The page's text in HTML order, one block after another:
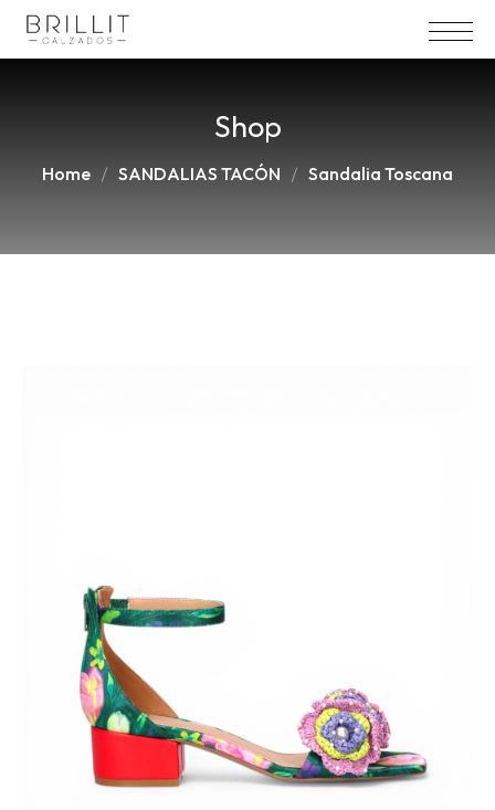
Shop
Home SANDALIAS TACÓN Sandalia Toscana